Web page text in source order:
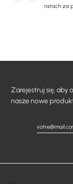
ratach za
Zarejestruj się, aby
nasze nowe